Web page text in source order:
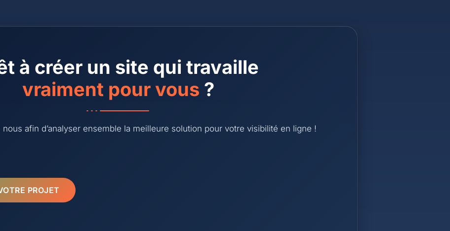
à créer un site qui travaille
vraiment pour vous ?
afin d’analyser ensemble la meilleure solution pour votre visibilité en ligne !
PROJET